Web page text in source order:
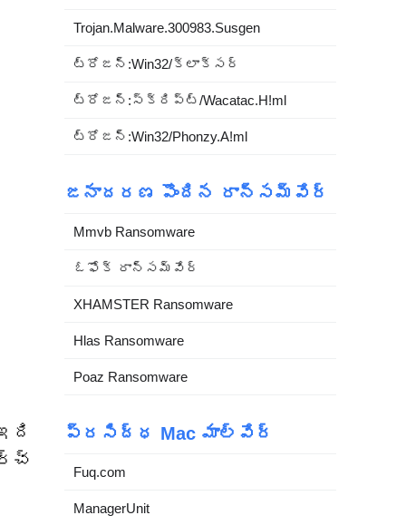
Trojan.Malware.300983.Susgen
ట్రోజన్:Win32/క్లాక్సర్
ట్రోజన్:స్క్రిప్ట్/Wacatac.H!ml
ట్రోజన్:Win32/Phonzy.A!ml
జనాదరణ పొందిన రాన్సమ్‌వేర్
Mmvb Ransomware
ఓఫోక్ రాన్సమ్‌వేర్
XHAMSTER Ransomware
Hlas Ransomware
Poaz Ransomware
ప్రసిద్ధ Mac మాల్వేర్
Fuq.com
ManagerUnit